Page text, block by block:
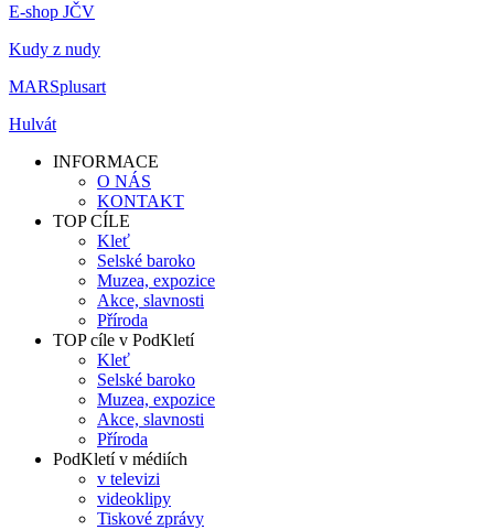
E-shop JČV
Kudy z nudy
MARSplusart
Hulvát
INFORMACE
O NÁS
KONTAKT
TOP CÍLE
Kleť
Selské baroko
Muzea, expozice
Akce, slavnosti
Příroda
TOP cíle v PodKletí
Kleť
Selské baroko
Muzea, expozice
Akce, slavnosti
Příroda
PodKletí v médiích
v televizi
videoklipy
Tiskové zprávy